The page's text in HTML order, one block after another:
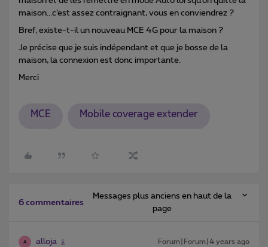
maison...c’est assez contraignant, vous en conviendrez ?
Bref, existe-t-il un nouveau MCE 4G pour la maison ?
Je précise que je suis indépendant et que je bosse de la
maison, la connexion est donc importante.
Merci
MCE Mobile coverage extender
6 commentaires
Messages plus anciens en haut de la
page
A alloja Forum|Forum|4 years ago